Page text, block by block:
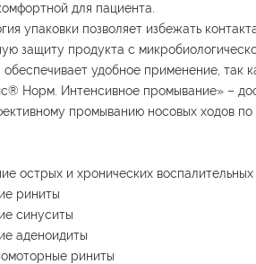
для пациента.
упаковки позволяет избежать
защиту продукта с
обеспечивает удобное применение,
Норм. Интенсивное промывание» –
промыванию носовых ходов по
острых и хронических
риниты
синуситы
аденоидиты
риниты